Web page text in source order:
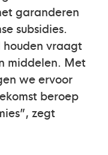
garanderen
subsidies.
houden vraagt
middelen. Met
we ervoor
beroep
zegt